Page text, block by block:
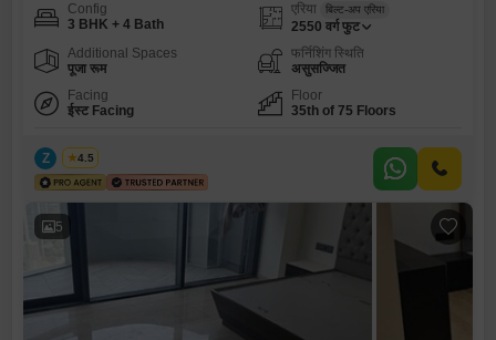
Config
3 BHK + 4 Bath
एरिया बिल्ट-अप एरिया
2550 वर्ग फुट
Additional Spaces
पूजा रूम
फर्निशिंग स्थिति
असुसज्जित
Facing
ईस्ट Facing
Floor
35th of 75 Floors
Z Zeltro
4.5
5